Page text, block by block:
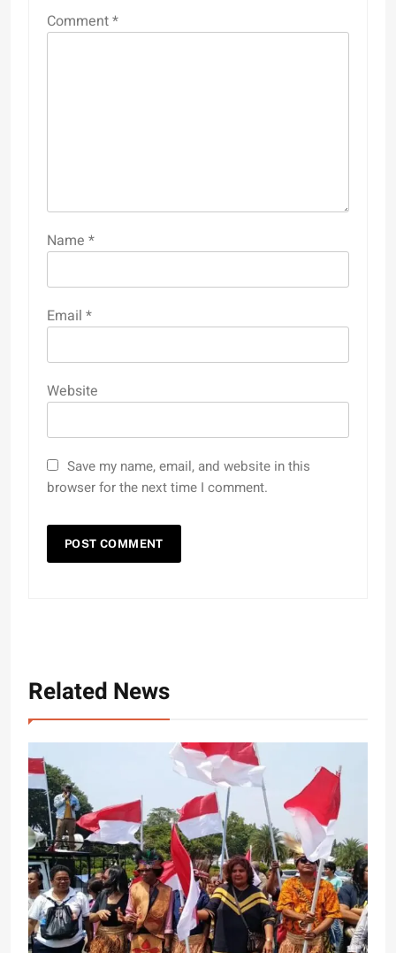
Comment*
Name *
Email *
Website
Save my name, email, and website in this
browser for the next time I comment.
Related News